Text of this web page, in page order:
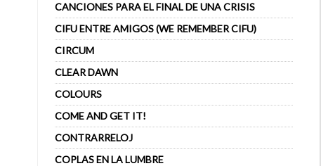
CANCIONES PARA EL FINAL DE UNA CRISIS
CIFU ENTRE AMIGOS (WE REMEMBER CIFU)
CIRCUM
CLEAR DAWN
COLOURS
COME AND GET IT!
CONTRARRELOJ
COPLAS EN LA LUMBRE